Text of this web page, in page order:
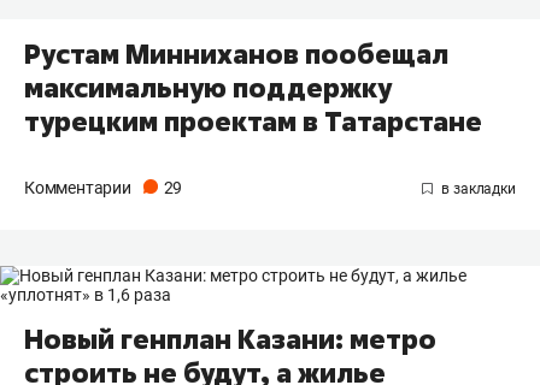
Рустам Минниханов пообещал
максимальную поддержку
турецким проектам в Татарстане
Комментарии 29
Новый генплан Казани: метро
строить не будут, а жилье